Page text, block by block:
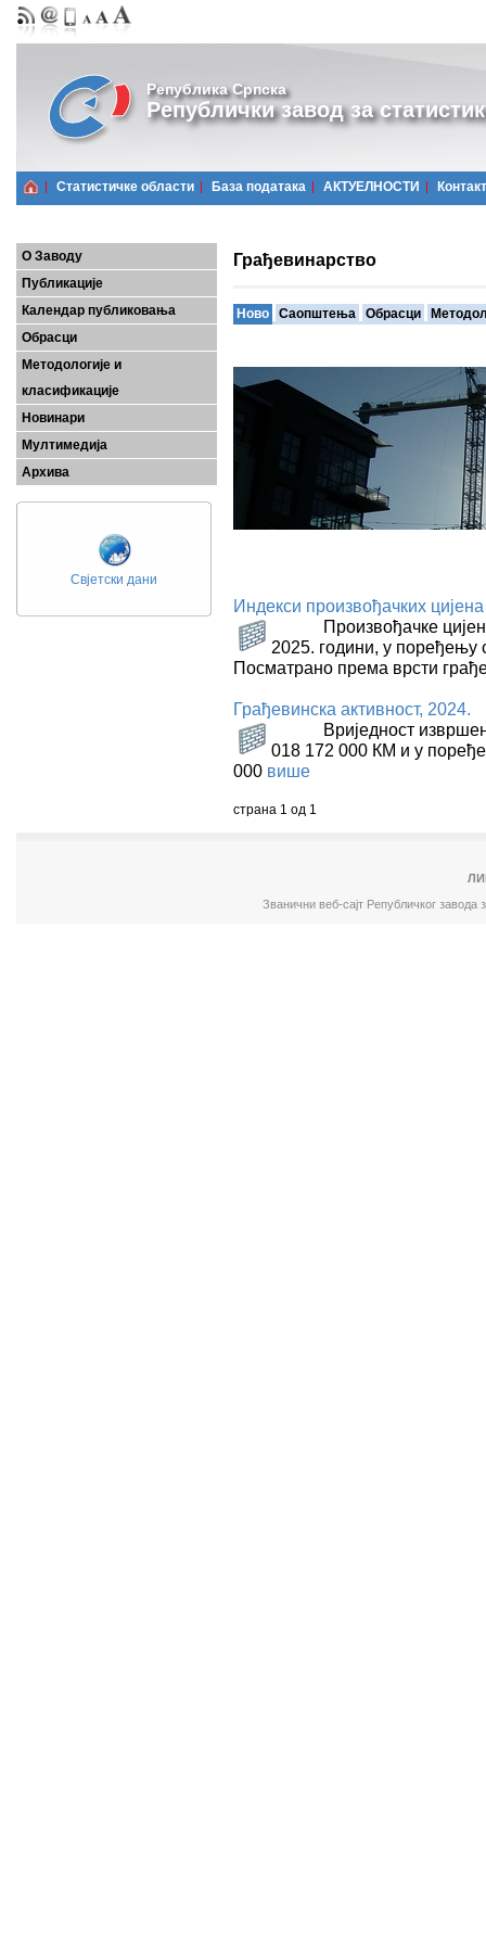
Република Српска
Републички завод за
Статистичке области Базa података АКТУЕЛНОСТИ Контакт
О Заводу
Публикације
Календар публиковања
Обрасци
Методологије и
класификације
Новинари
Мултимедија
Архива
Свјетски дани
Грађевинарство
Ново Саопштења Обрасци
Индекси произвођачких
Произвођачке цијене
2025. години, у поређењу
Посматрано према врсти
Грађевинска активност, 2024.
Вриједност
018 172 000 КМ и у
000 више
страна 1 од 1
Званични веб-сајт Републичког